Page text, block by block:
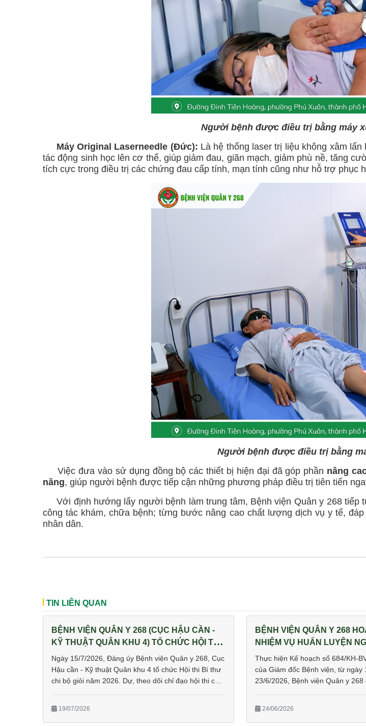
Người bệnh được điều trị bằng máy
Máy Original Laserneedle (Đức): Là hệ thống laser trị liệu không xâm
tác động sinh học lên cơ thể, giúp giảm đau, giãn mạch, giảm phù nề, tăng
tích cực trong điều trị các chứng đau cấp tính, mạn tính cũng như hỗ trợ phục
Người bệnh được điều trị bằng
Việc đưa vào sử dụng đồng bộ các thiết bị hiện đại đã góp phần nâng
năng, giúp người bệnh được tiếp cận những phương pháp điều trị tiên tiến
Với định hướng lấy người bệnh làm trung tâm, Bệnh viện Quân y 268 tiếp
công tác khám, chữa bệnh; từng bước nâng cao chất lượng dịch vụ y tế,
nhân dân.
TIN LIÊN QUAN
BỆNH VIỆN QUÂN Y 268 (CỤC HẬU CẦN -
KỸ THUẬT QUÂN KHU 4) TỔ CHỨC HỘI THI
BÍ THƯ CHI BỘ GIỎI NĂM 2026
Ngày 15/7/2026, Đảng ủy Bệnh viện Quân y 268, Cục
Hậu cần - Kỹ thuật Quân khu 4 tổ chức Hội thi Bí thư
chi bộ giỏi năm 2026. Dự, theo dõi chỉ đạo hội thi có
Trung tá Nguyễn Bằng Lực, Phó Giám đốc Bệnh viện;
19/07/2026
BỆNH VIỆN QUÂN Y 268
NHIỆM VỤ HUẤN LUYỆN
BINH CHO CHIẾN SĨ MỚI
Thực hiện Kế hoạch số 684/KH-
của Giám đốc Bệnh viện, từ ngày
23/6/2026, Bệnh viện Quân y
24/06/2026